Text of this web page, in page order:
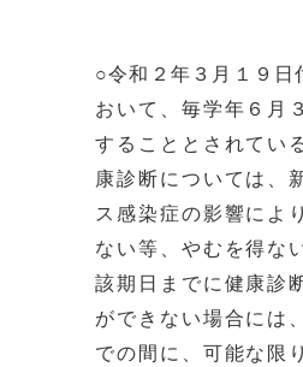
○令和２年３月１９日
おいて、毎学年６月
することとされてい
康診断については、
ス感染症の影響によ
ない等、やむを得な
該期日までに健康診
ができない場合には
での間に、可能な限